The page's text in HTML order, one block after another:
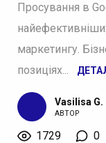
Просування в
маркетингу.
позиціях...
Vasilisa G.
АВТОР
1729 0